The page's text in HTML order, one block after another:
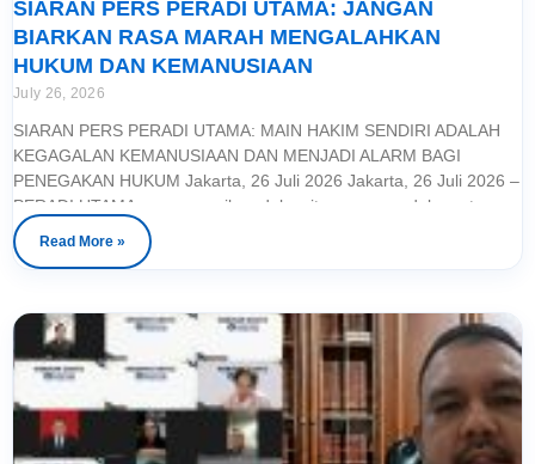
SIARAN PERS PERADI UTAMA: JANGAN
BIARKAN RASA MARAH MENGALAHKAN
HUKUM DAN KEMANUSIAAN
July 26, 2026
SIARAN PERS PERADI UTAMA: MAIN HAKIM SENDIRI ADALAH
KEGAGALAN KEMANUSIAAN DAN MENJADI ALARM BAGI
PENEGAKAN HUKUM Jakarta, 26 Juli 2026 Jakarta, 26 Juli 2026 –
PERADI UTAMA menyampaikan duka cita yang mendalam atas
meninggalnya seorang pria yang diduga melakukan pencurian
ayam di Kabupaten Tabanan, Bali, akibat menjadi korban
Read More »